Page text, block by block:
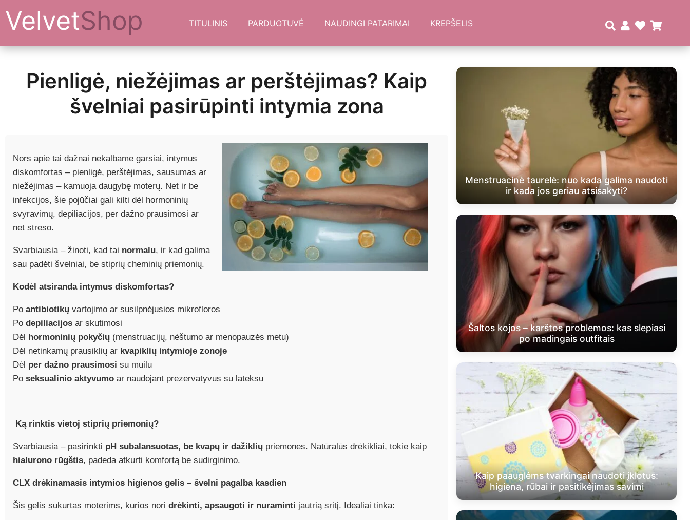
VelvetShop TITULINIS PARDUOTUVĖ NAUDINGI PATARIMAI KREPŠELIS
Pienligė, niežėjimas ar perštėjimas? Kaip
švelniai pasirūpinti intymia zona
Nors apie tai dažnai nekalbame garsiai, intymus
diskomfortas – pienligė, perštėjimas, sausumas ar
niežėjimas – kamuoja daugybę moterų. Net ir be
infekcijos, šie pojūčiai gali kilti dėl hormoninių
svyravimų, depiliacijos, per dažno prausimosi ar
net streso.
Svarbiausia – žinoti, kad tai normalu, ir kad galima
sau padėti švelniai, be stiprių cheminių priemonių.
Kodėl atsiranda intymus diskomfortas?
Po antibiotikų vartojimo ar susilpnėjusios mikrofloros
Po depiliacijos ar skutimosi
Dėl
hormoninių pokyčių (menstruacijų, nėštumo ar menopauzės metu)
Dėl netinkamų prausiklių ar kvapiklių intymioje zonoje
Dėl per dažno prausimosi su muilu
Po seksualinio aktyvumo ar naudojant prezervatyvus su lateksu
Ką rinktis vietoj stiprių priemonių?
Svarbiausia – pasirinkti pH subalansuotas, be kvapų ir dažiklių priemones. Natūralūs drėkikliai, tokie kaip
hialurono rūgštis, padeda atkurti komfortą be sudirginimo.
CLX drėkinamasis intymios higienos gelis – švelni pagalba kasdien
Šis gelis sukurtas moterims, kurios nori drėkinti, apsaugoti ir nuraminti jautrią sritį. Idealiai tinka:
Menstruacinė taurelė: nuo kada galima naudoti
ir kada jos geriau atsisakyti?
Šaltos kojos – karštos problemos: kas slepiasi
po madingais outfitais
Kaip paauglėms tvarkingai naudoti įklotus:
higiena, rūbai ir pasitikėjimas savimi